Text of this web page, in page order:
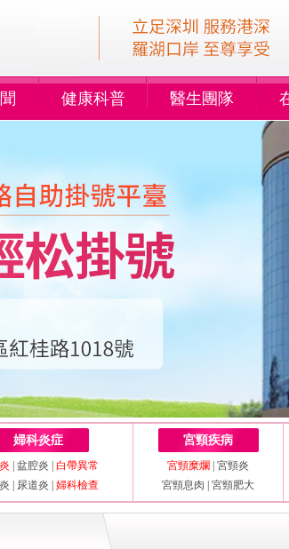
健康科普 醫生團隊
婦科炎症
盆腔炎
白帶異常
尿道炎 婦科檢查
宮頸疾病
宮頸糜爛
宮頸炎
宮頸息肉
宮頸肥大